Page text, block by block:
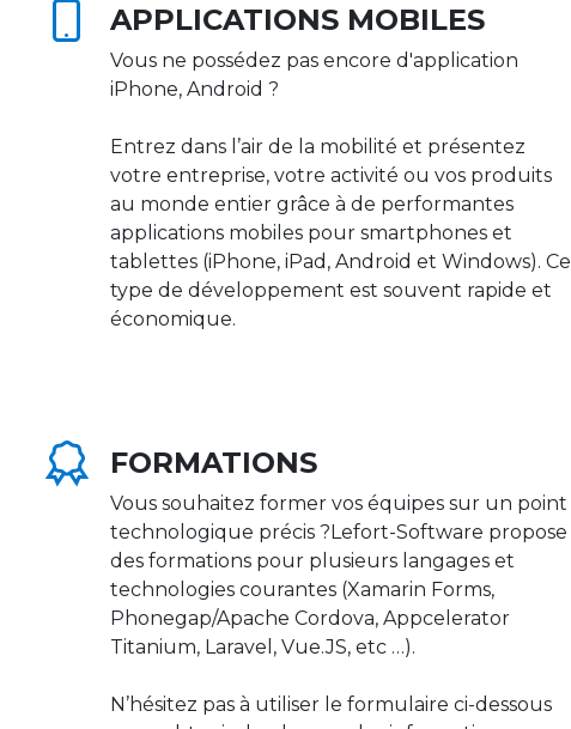
APPLICATIONS MOBILES
Vous ne possédez pas encore d'application
iPhone, Android ?
Entrez dans l’air de la mobilité et présentez
votre entreprise, votre activité ou vos produits
au monde entier grâce à de performantes
applications mobiles pour smartphones et
tablettes (iPhone, iPad, Android et Windows). Ce
type de développement est souvent rapide et
économique.
FORMATIONS
Vous souhaitez former vos équipes sur un point
technologique précis ?Lefort-Software propose
des formations pour plusieurs langages et
technologies courantes (Xamarin Forms,
Phonegap/Apache Cordova, Appcelerator
Titanium, Laravel, Vue.JS, etc …).
N’hésitez pas à utiliser le formulaire ci-dessous